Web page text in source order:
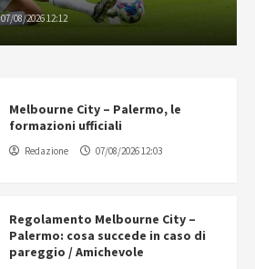
07/08/2026 12:12
Melbourne City – Palermo, le
formazioni ufficiali
Redazione 07/08/2026 12:03
Regolamento Melbourne City –
Palermo: cosa succede in caso di
pareggio / Amichevole